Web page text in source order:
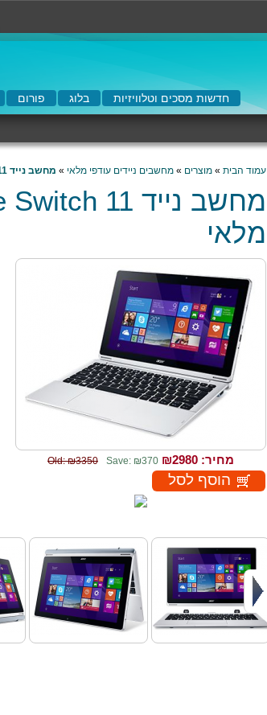
פורום בלוג
חדשות מסכים וטלוויזיות
עמוד הבית » מוצרים » מחשבים ניידים עודפי מלאי » מחשב נייד Acer Aspire Switch 11 עודף מלאי
מלאי
מחיר: ₪ 2980
Old: ₪3350 Save: ₪370